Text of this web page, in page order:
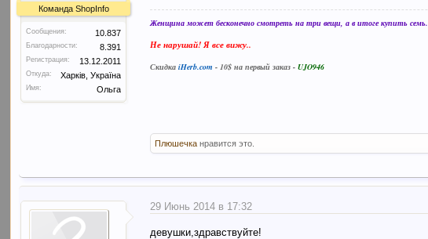
Команда ShopInfo
Сообщения: 10.837
Благодарности: 8.391
Регистрация: 13.12.2011
Откуда: Харків, Україна
Имя: Ольга
Женщина может бесконечно смотреть на три вещи, а в итоге купить семь.
Не нарушай! Я все вижу..
СкидкаiHerb.com - 10$ на первый заказ -UJO946
Плюшечка нравится это.
29 Июнь 2014 в 17:32
девушки,здравствуйте!